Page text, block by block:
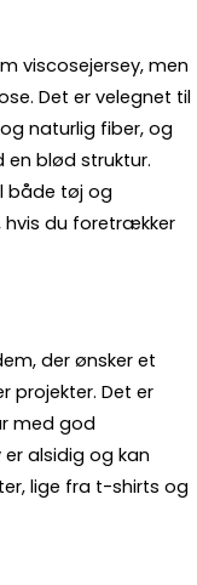
viscosejersey, men
Det er velegnet til
naturlig fiber, og
blød struktur.
både tøj og
du foretrækker
der ønsker et
projekter. Det er
med god
alsidig og kan
lige fra t-shirts og